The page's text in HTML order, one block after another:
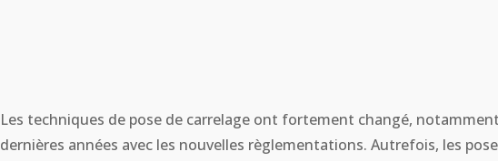
Les techniques de pose de carrelage ont fortement changé,
dernières années avec les nouvelles règlementations. Autrefois, les